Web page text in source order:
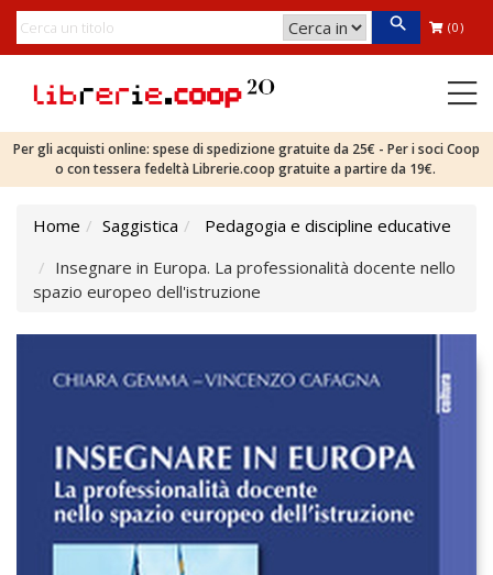
(0)
Per gli acquisti online: spese di spedizione gratuite da 25€ - Per i soci Coop
o con tessera fedeltà Librerie.coop gratuite a partire da 19€.
Home Saggistica
Pedagogia e discipline educative
Insegnare in Europa. La professionalità docente nello
spazio europeo dell'istruzione